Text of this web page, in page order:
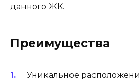
данного ЖК.
Преимущества
Уникальное